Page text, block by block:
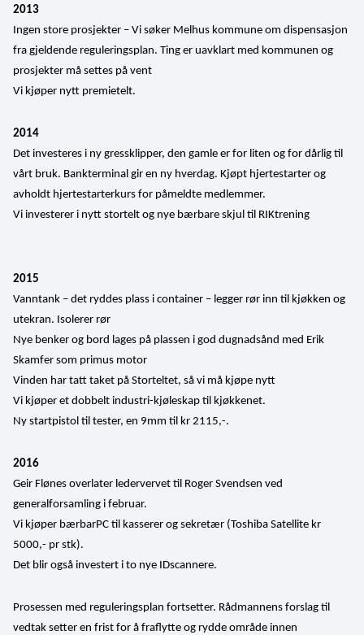
2013
Ingen store prosjekter – Vi søker Melhus kommune om dispensasjon
fra gjeldende reguleringsplan. Ting er uavklart med kommunen og
prosjekter må settes på vent
Vi kjøper nytt premietelt.
2014
Det investeres i ny gressklipper, den gamle er for liten og for dårlig til
vårt bruk. Bankterminal gir en ny hverdag. Kjøpt hjertestarter og
avholdt hjertestarterkurs for påmeldte medlemmer.
Vi investerer i nytt stortelt og nye bærbare skjul til RIKtrening
2015
Vanntank – det ryddes plass i container – legger rør inn til kjøkken og
utekran. Isolerer rør
Nye benker og bord lages på plassen i god dugnadsånd med Erik
Skamfer som primus motor
Vinden har tatt taket på Storteltet, så vi må kjøpe nytt
Vi kjøper et dobbelt industri-kjøleskap til kjøkkenet.
Ny startpistol til tester, en 9mm til kr 2115,-.
2016
Geir Flønes overlater ledervervet til Roger Svendsen ved
generalforsamling i februar.
Vi kjøper bærbarPC til kasserer og sekretær (Toshiba Satellite kr
5000,- pr stk).
Det blir også investert i to nye IDscannere.
Prosessen med reguleringsplan fortsetter. Rådmannens forslag til
vedtak setter en frist for å fraflytte og rydde område innen